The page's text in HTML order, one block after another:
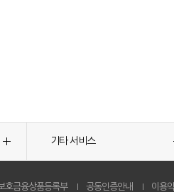
기타 서비스
호금융상품등록부 공동인증안내 이용